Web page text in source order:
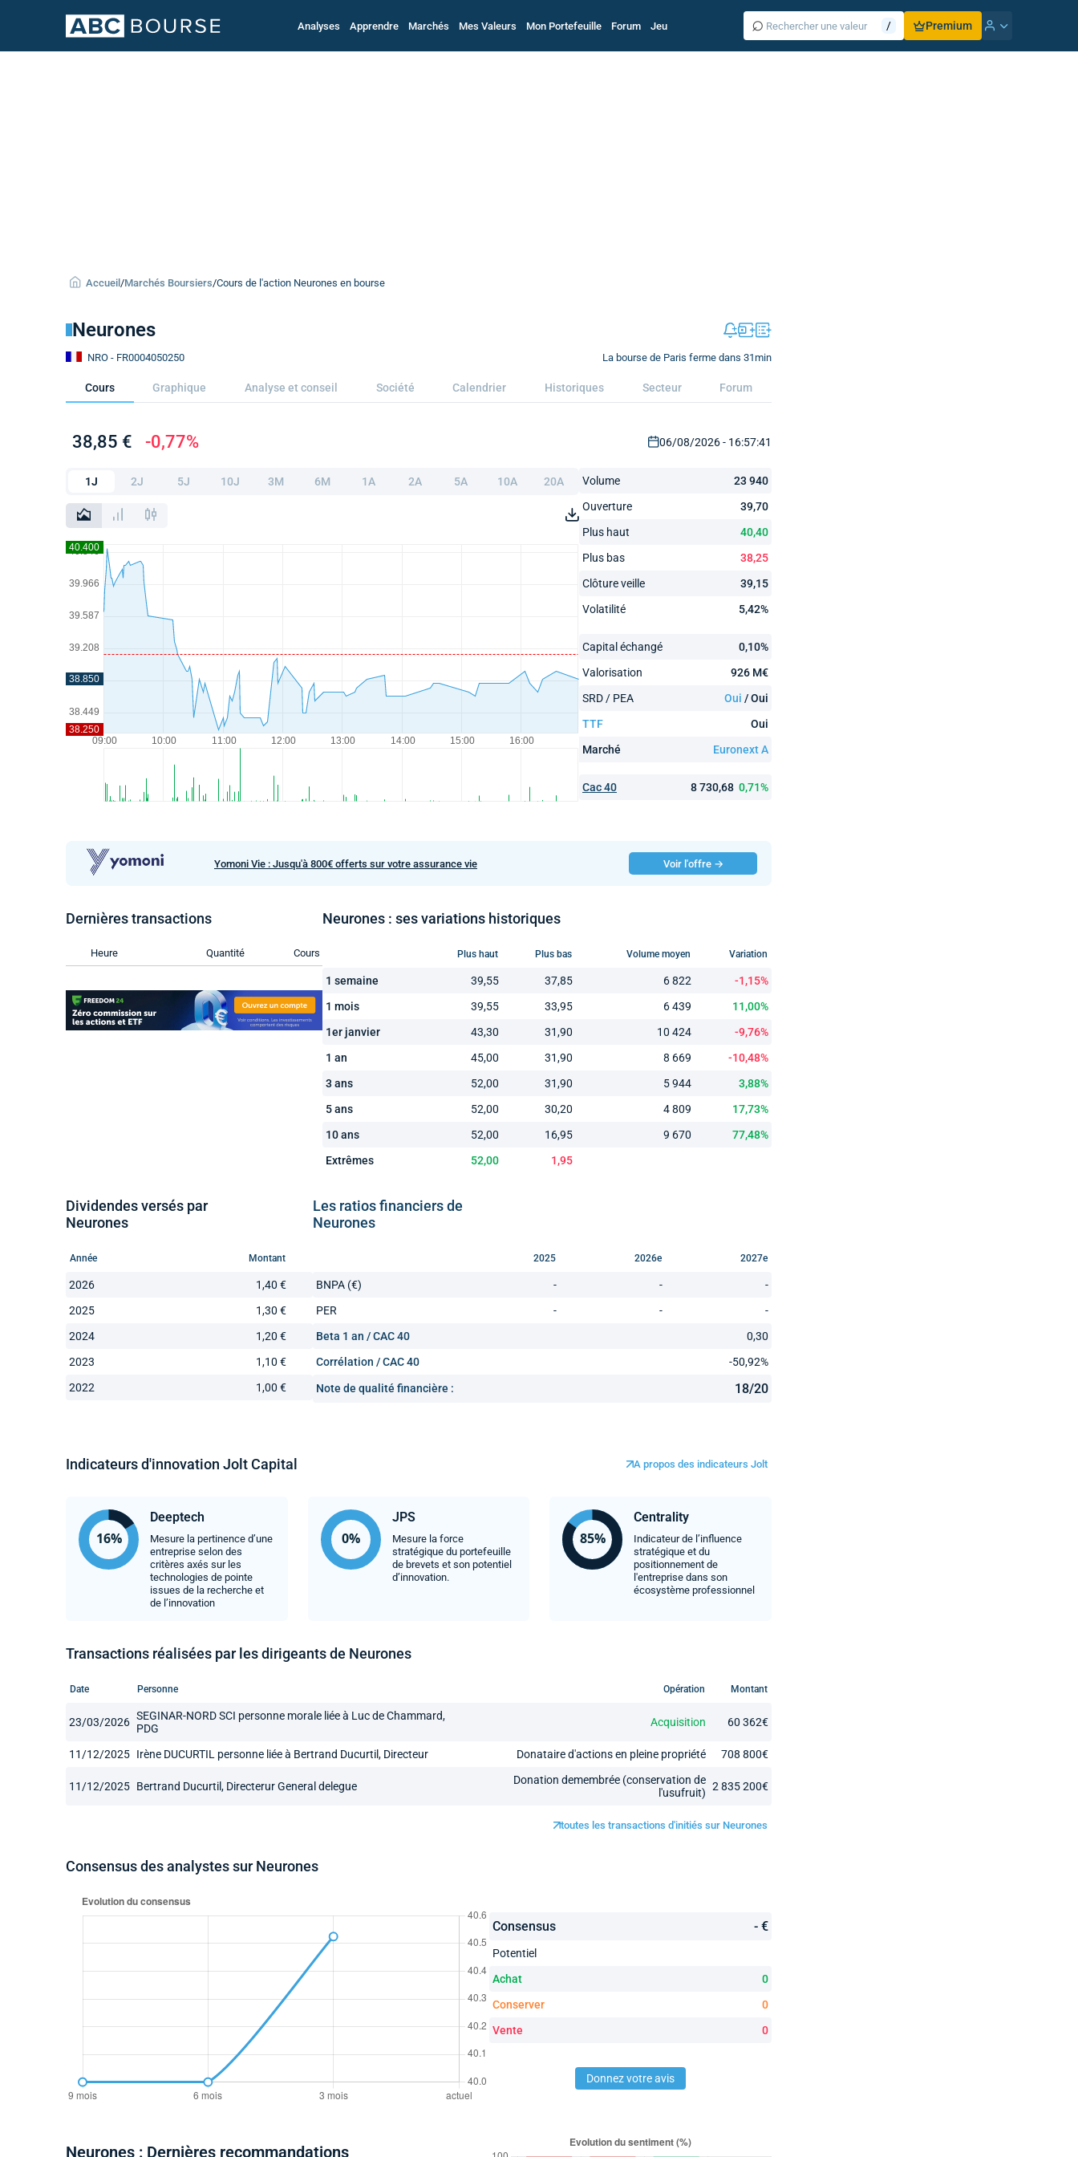
Analyses Apprendre Marchés Mes Valeurs Mon Portefeuille Forum Jeu ⌕ / Premium
Accueil /Marchés Boursiers/Cours de l'action Neurones en bourse
Neurones
La bourse de Paris ferme dans 31min
NRO - FR0004050250
Cours Graphique Analyse et conseil Société Calendrier Historiques Secteur Forum
38,85 € -0,77% 06/08/2026 - 16:57:41
1J 2J 5J 10J 3M 6M 1A 2A 5A 10A 20A Volume
23 940
Ouverture
39,70
Plus haut
40,40
Plus bas
38,25
Clôture veille
39,15
Volatilité
5,42%
Capital échangé
0,10%
Valorisation
926 M€
SRD / PEA
Oui / Oui
TTF
Oui
Marché
Euronext A
Cac 40 8 730,68 0,71%
Yomoni Vie : Jusqu'à 800€ offerts sur votre assurance vie Voir l'offre →
Dernières transactions
Heure Quantité Cours
Neurones : ses variations historiques
Plus haut Plus bas Volume moyen Variation
1 semaine 39,55 37,85 6 822
-1,15%
1 mois
39,55 33,95 6 439
11,00%
1er janvier
43,30 31,90 10 424
-9,76%
1 an
45,00 31,90 8 669
-10,48%
3 ans
52,00 31,90 5 944
3,88%
5 ans
52,00 30,20 4 809
17,73%
10 ans
52,00 16,95 9 670
77,48%
Extrêmes
52,00 1,95
Dividendes versés par
Neurones
Année Montant
2026
1,40 €
2025
1,30 €
2024
1,20 €
2023
1,10 €
2022
1,00 €
Les ratios financiers de
Neurones
2025 2026e 2027e
BNPA (€) - -
-
PER
- -
-
Beta 1 an / CAC 40
0,30
Corrélation / CAC 40
-50,92%
Note de qualité financière : 18/20
Indicateurs d'innovation Jolt Capital A propos des indicateurs Jolt
Deeptech
Mesure la pertinence d’une
entreprise selon des
critères axés sur les
technologies de pointe
issues de la recherche et
de l’innovation
JPS
Mesure la force
stratégique du portefeuille
de brevets et son potentiel
d’innovation.
Centrality
Indicateur de l’influence
stratégique et du
positionnement de
l'entreprise dans son
écosystème professionnel
Transactions réalisées par les dirigeants de Neurones
Date Personne Opération Montant
23/03/2026 SEGINAR-NORD SCI personne morale liée à Luc de Chammard,
PDG
Acquisition 60 362€
11/12/2025 Irène DUCURTIL personne liée à Bertrand Ducurtil, Directeur Donataire d'actions en pleine propriété 708 800€
11/12/2025 Bertrand Ducurtil, Directerur General delegue
Donation demembrée (conservation de
l'usufruit) 2 835 200€
toutes les transactions d'initiés sur Neurones
Consensus des analystes sur Neurones
Consensus - €
Potentiel
Achat
0
Conserver
0
Vente
0
Donnez votre avis
Neurones : Dernières recommandations